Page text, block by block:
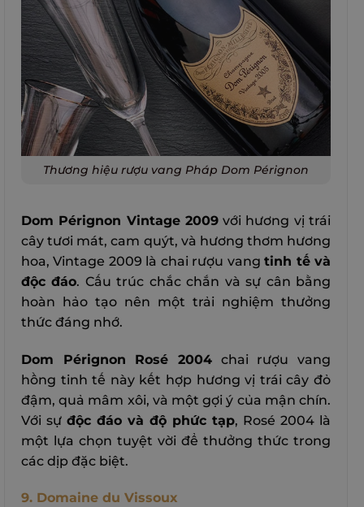
Thương hiệu rượu vang Pháp Dom Pérignon
Dom Pérignon Vintage 2009với hương vị trái
cây tươi mát, cam quýt, và hương thơm hương
hoa, Vintage 2009 là chai rượu vangtinh tế và
độc đáo. Cấu trúc chắc chắn và sự cân bằng
hoàn hảo tạo nên một trải nghiệm thưởng
thức đáng nhớ.
Dom Pérignon Rosé 2004 chai rượu vang
hồng tinh tế này kết hợp hương vị trái cây đỏ
đậm, quả mâm xôi, và một gợi ý của mận chín.
Với sự độc đáo và độ phức tạp, Rosé 2004 là
một lựa chọn tuyệt vời để thưởng thức trong
các dịp đặc biệt.
9. Domaine du Vissoux